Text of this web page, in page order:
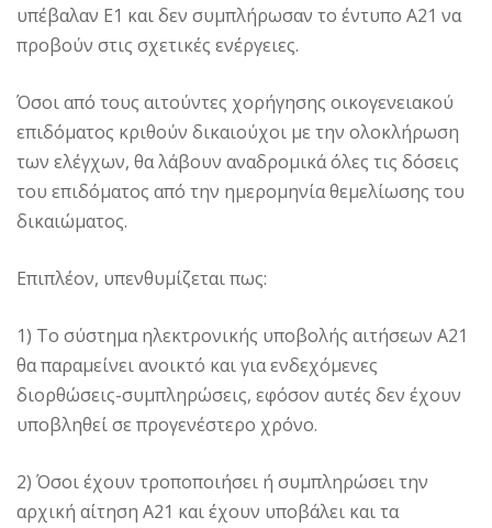
υπέβαλαν Ε1 και δεν συμπλήρωσαν το έντυπο Α21 να
προβούν στις σχετικές ενέργειες.
Όσοι από τους αιτούντες χορήγησης οικογενειακού
επιδόματος κριθούν δικαιούχοι με την ολοκλήρωση
των ελέγχων, θα λάβουν αναδρομικά όλες τις δόσεις
του επιδόματος από την ημερομηνία θεμελίωσης του
δικαιώματος.
Επιπλέον, υπενθυμίζεται πως:
1) Το σύστημα ηλεκτρονικής υποβολής αιτήσεων Α21
θα παραμείνει ανοικτό και για ενδεχόμενες
διορθώσεις-συμπληρώσεις, εφόσον αυτές δεν έχουν
υποβληθεί σε προγενέστερο χρόνο.
2) Όσοι έχουν τροποποιήσει ή συμπληρώσει την
αρχική αίτηση Α21 και έχουν υποβάλει και τα